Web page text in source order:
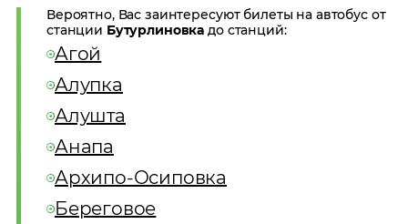
Вероятно, Вас заинтересуют билеты на автобус от
станции Бутурлиновка до станций:
Агой
Алупка
Алушта
Анапа
Архипо-Осиповка
Береговое